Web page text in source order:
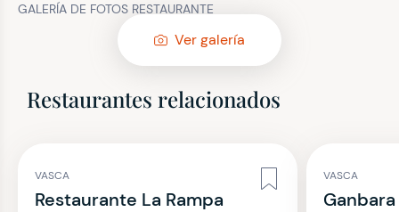
GALERÍA DE FOTOS RESTAURANTE
Ver galería
Restaurantes relacionados
VASCA
Restaurante La Rampa
VASCA
Ganbara